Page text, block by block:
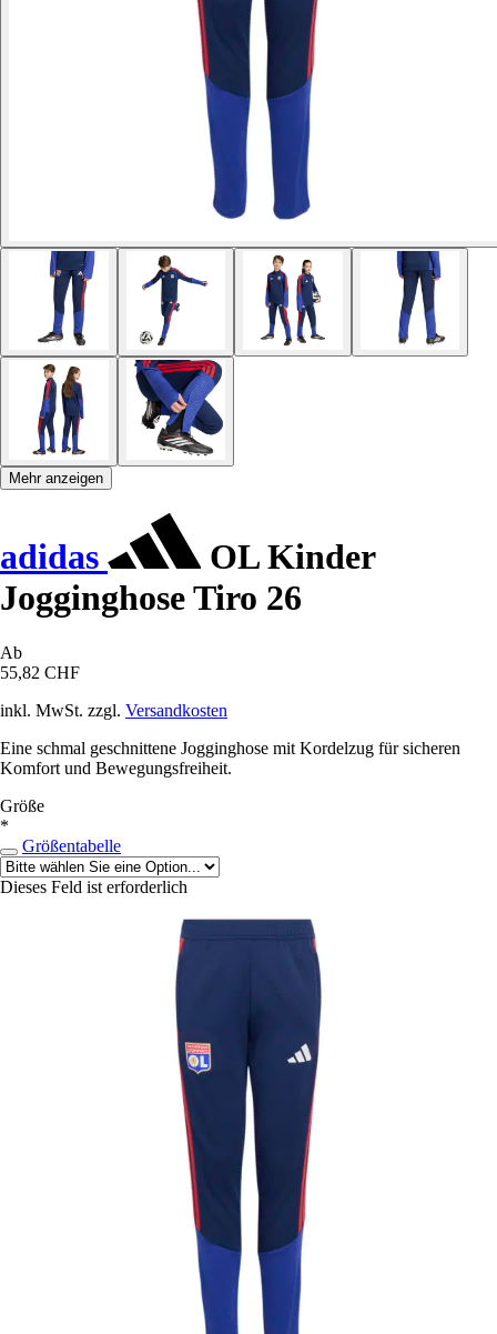
Mehr anzeigen
adidas
OL Kinder
Jogginghose Tiro 26
Ab
55,82 CHF
inkl. MwSt. zzgl. Versandkosten
Eine schmal geschnittene Jogginghose mit Kordelzug für sicheren
Komfort und Bewegungsfreiheit.
Größe
*
Größentabelle
Dieses Feld ist erforderlich